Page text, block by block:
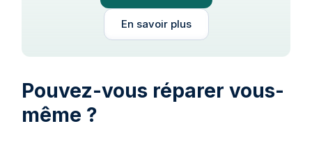
En savoir plus
Pouvez-vous réparer vous-
même ?